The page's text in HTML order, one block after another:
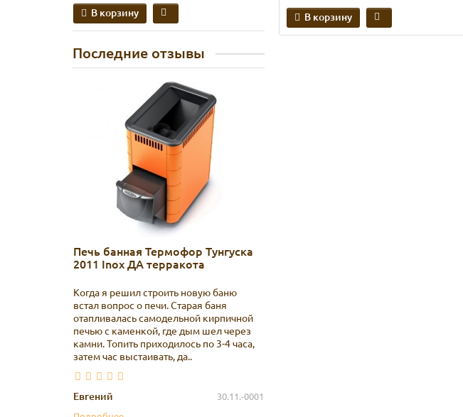
В корзину
Последние отзывы
Печь банная Термофор Тунгуска
2011 Inox ДА терракота
Когда я решил строить новую баню
встал вопрос о печи. Старая баня
отапливалась самодельной кирпичной
печью с каменкой, где дым шел через
камни. Топить приходилось по 3-4 часа,
затем час выстаивать, да..
Евгений
30.11.-0001
В корзину